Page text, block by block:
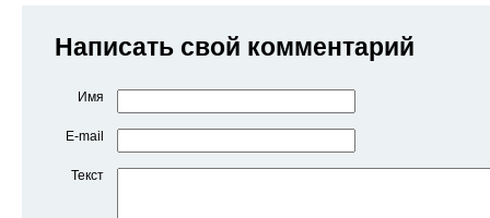
Написать свой комментарий
Имя
E-mail
Текст